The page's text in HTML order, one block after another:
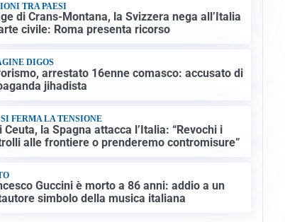
TRA PAESI
di Crans-Montana, la Svizzera nega all’Italia
civile: Roma presenta ricorso
DIGOS
arrestato 16enne comasco: accusato di
jihadista
FERMA LA TENSIONE
Ceuta, la Spagna attacca l’Italia: “Revochi i
alle frontiere o prenderemo contromisure”
Guccini è morto a 86 anni: addio a un
simbolo della musica italiana